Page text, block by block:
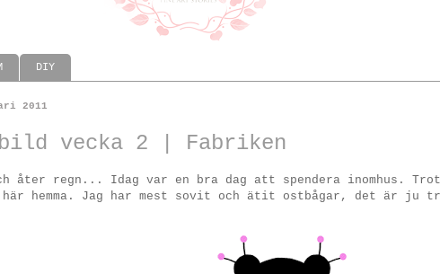
DIY
2011
vecka 2 | Fabriken
åter regn... Idag var en bra dag att spendera inomhus.
här hemma. Jag har mest sovit och ätit ostbågar, det är ju